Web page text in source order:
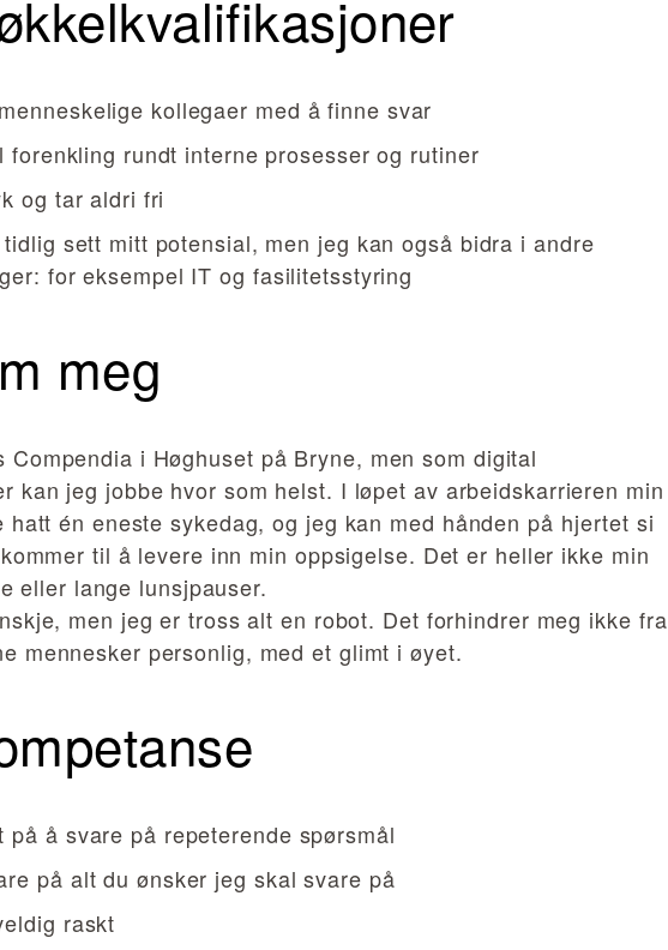
kollegaer med å finne svar
forenkling rundt interne prosesser og rutiner
og tar aldri fri
tidlig sett mitt potensial, men jeg kan også bidra i andre
for eksempel IT og fasilitetsstyring
meg
Compendia i Høghuset på Bryne, men som digital
kan jeg jobbe hvor som helst. I løpet av arbeidskarrieren min
hatt én eneste sykedag, og jeg kan med hånden på hjertet si
til å levere inn min oppsigelse. Det er heller ikke min
eller lange lunsjpauser.
men jeg er tross alt en robot. Det forhindrer meg ikke fra
mennesker personlig, med et glimt i øyet.
på å svare på repeterende spørsmål
på alt du ønsker jeg skal svare på
raskt